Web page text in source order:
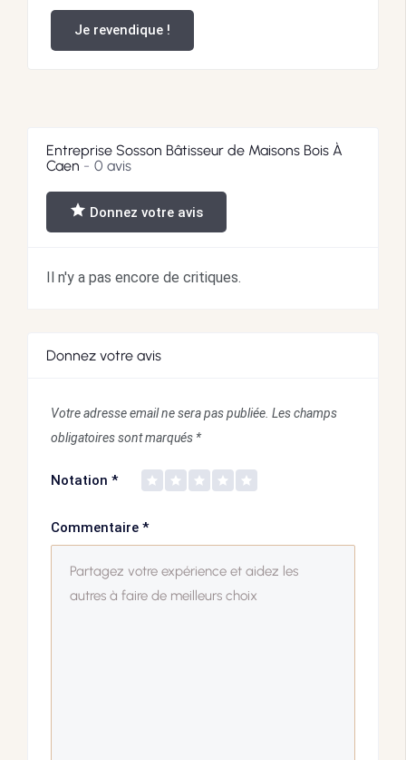
Je revendique !
Entreprise Sosson Bâtisseur de Maisons Bois À
Caen
0 avis
Donnez votre avis
Il n'y a pas encore de critiques.
Donnez votre avis
Votre adresse email ne sera pas publiée. Les champs
obligatoires sont marqués *
Notation *
Commentaire *